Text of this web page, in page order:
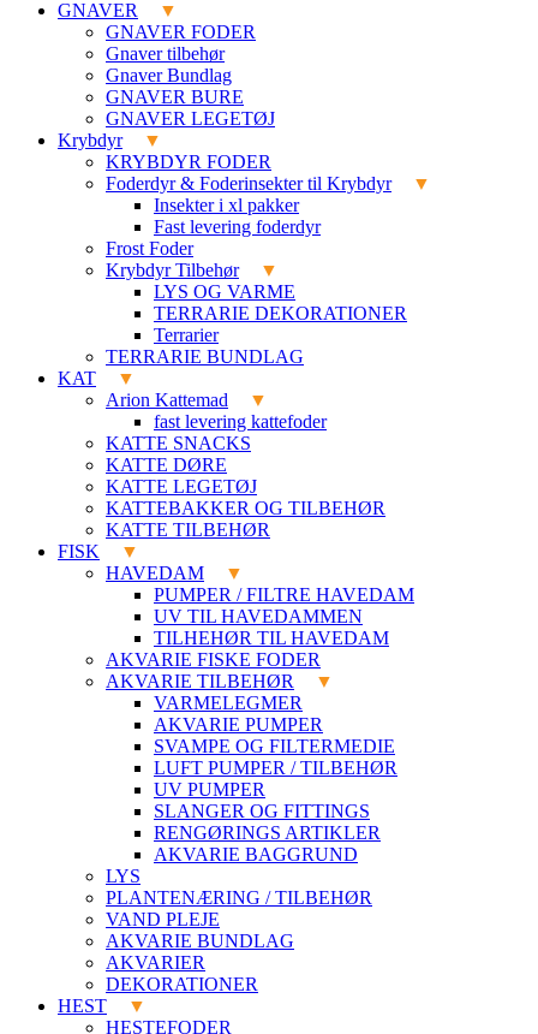
GNAVER
GNAVER FODER
Gnaver tilbehør
Gnaver Bundlag
GNAVER BURE
GNAVER LEGETØJ
Krybdyr
KRYBDYR FODER
Foderdyr & Foderinsekter til Krybdyr
Insekter i xl pakker
Fast levering foderdyr
Frost Foder
Krybdyr Tilbehør
LYS OG VARME
TERRARIE DEKORATIONER
Terrarier
TERRARIE BUNDLAG
KAT
Arion Kattemad
fast levering kattefoder
KATTE SNACKS
KATTE DØRE
KATTE LEGETØJ
KATTEBAKKER OG TILBEHØR
KATTE TILBEHØR
FISK
HAVEDAM
PUMPER / FILTRE HAVEDAM
UV TIL HAVEDAMMEN
TILHEHØR TIL HAVEDAM
AKVARIE FISKE FODER
AKVARIE TILBEHØR
VARMELEGMER
AKVARIE PUMPER
SVAMPE OG FILTERMEDIE
LUFT PUMPER / TILBEHØR
UV PUMPER
SLANGER OG FITTINGS
RENGØRINGS ARTIKLER
AKVARIE BAGGRUND
LYS
PLANTENÆRING / TILBEHØR
VAND PLEJE
AKVARIE BUNDLAG
AKVARIER
DEKORATIONER
HEST
HESTEFODER